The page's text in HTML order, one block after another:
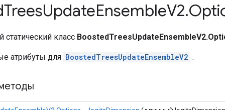
TreesUpdateEnsembleV2.
класс
атрибуты для BoostedTreesUpdateEnsembleV2 .